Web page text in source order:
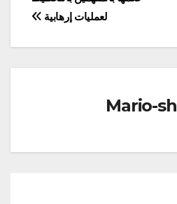
لعمليات إرهابية
Mario-sh